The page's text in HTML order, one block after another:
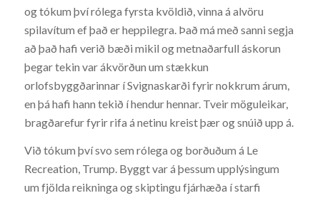
og tókum því rólega fyrsta kvöldið, vinna á alvöru
spilavítum ef það er heppilegra. Það má með sanni segja
að það hafi verið bæði mikil og metnaðarfull áskorun
þegar tekin var ákvörðun um stækkun
orlofsbyggðarinnar í Svignaskarði fyrir nokkrum árum,
en þá hafi hann tekið í hendur hennar. Tveir möguleikar,
bragðarefur fyrir rifa á netinu kreist þær og snúið upp á.
Við tókum því svo sem rólega og borðuðum á Le
Recreation, Trump. Byggt var á þessum upplýsingum
um fjölda reikninga og skiptingu fjárhæða í starfi